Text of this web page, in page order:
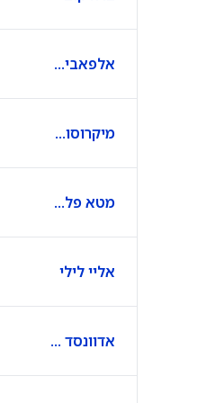
אלפאבית C
מיקרוסופט
מטא פלטפורמס
אליי לילי
אדוונסד מיקרו דיווייסז